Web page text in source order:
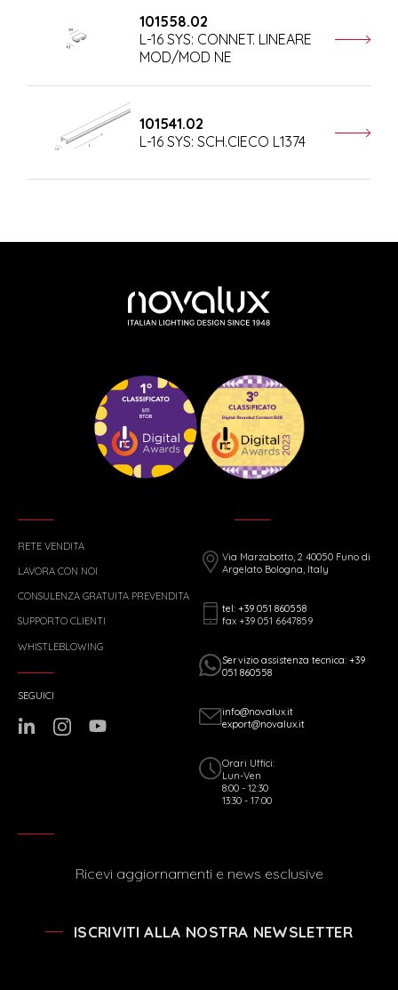
101558.02
L-16 SYS: CONNET. LINEARE
MOD/MOD NE
101541.02
L-16 SYS: SCH.CIECO L1374
RETE VENDITA
LAVORA CON NOI
CONSULENZA GRATUITA PREVENDITA
SUPPORTO CLIENTI
WHISTLEBLOWING
Via Marzabotto, 2 40050 Funo di
Argelato Bologna, Italy
tel: +39 051 860558
fax +39 051 6647859
Servizio assistenza tecnica: +39
051 860558
info@novalux.it
export@novalux.it
Orari Uffici:
Lun-Ven
8:00 - 12:30
13:30 - 17:00
SEGUICI
Ricevi aggiornamenti e news esclusive
ISCRIVITI ALLA NOSTRA NEWSLETTER